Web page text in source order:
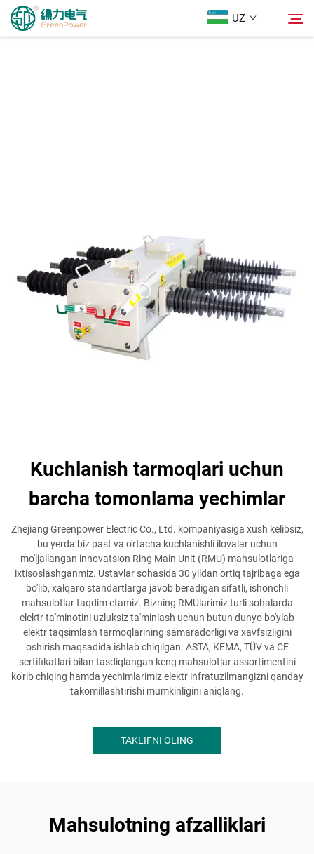
UZ
Biz bilan bog'lanish
Kuchlanish tarmoqlari uchun
barcha tomonlama yechimlar
Zhejiang Greenpower Electric Co., Ltd. kompaniyasiga xush kelibsiz,
bu yerda biz past va o'rtacha kuchlanishli ilovalar uchun
mo'ljallangan innovatsion Ring Main Unit (RMU) mahsulotlariga
ixtisoslashganmiz. Ustavlar sohasida 30 yildan ortiq tajribaga ega
bo'lib, xalqaro standartlarga javob beradigan sifatli, ishonchli
mahsulotlar taqdim etamiz. Bizning RMUlarimiz turli sohalarda
elektr ta'minotini uzluksiz ta'minlash uchun butun dunyo bo'ylab
elektr taqsimlash tarmoqlarining samaradorligi va xavfsizligini
oshirish maqsadida ishlab chiqilgan. ASTA, KEMA, TÜV va CE
sertifikatlari bilan tasdiqlangan keng mahsulotlar assortimentini
ko'rib chiqing hamda yechimlarimiz elektr infratuzilmangizni qanday
takomillashtirishi mumkinligini aniqlang.
TAKLIFNI OLING
Mahsulotning afzalliklari